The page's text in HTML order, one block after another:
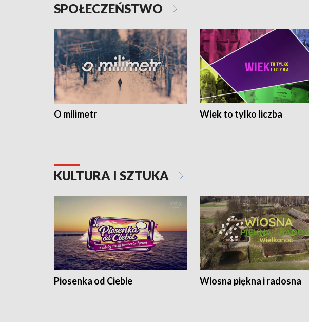
SPOŁECZEŃSTWO
O milimetr Wiek to tylko liczba
KULTURA I SZTUKA
Piosenka od Ciebie Wiosna piękna i radosna